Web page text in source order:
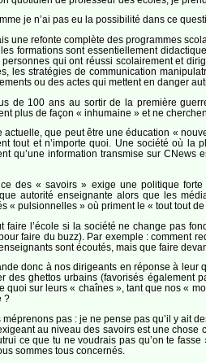
je n’ai pas eu la possibilité dans ce
une refonte complète des programmes
formations sont essentiellement
personnes qui ont réussi scolairement et
les stratégies de communication
ou des actes qui mettent en danger
de 100 ans au sortir de la première
plus de façon « inhumaine » et ne
actuelle, que peut être une éducation «
tout et n’importe quoi. Une société où la
qu’une information transmise sur
des « savoirs » exige une politique
autorité enseignante alors que les
« pulsionnelles » où priment le « tout tout
faire l’école si la société ne change pas
faire du buzz). Par exemple : comment
sont écoutés, mais que faire
donc à nos dirigeants en réponse à leur
des ghettos urbains (favorisés également
quoi sur leurs « chaînes », tant que nos «
?
méprenons pas : je ne pense pas qu’il y ait
au niveau des savoirs est une
ce que tu ne voudrais pas qu’on te
sommes tous concernés.